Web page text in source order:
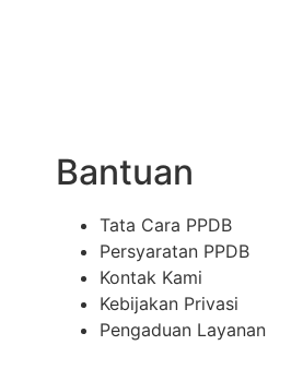
Bantuan
Tata Cara PPDB
Persyaratan PPDB
Kontak Kami
Kebijakan Privasi
Pengaduan Layanan